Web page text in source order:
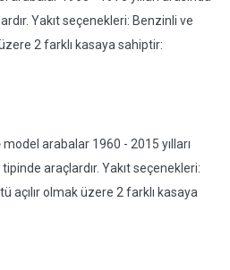
Yakıt seçenekleri: Benzinli ve
2 farklı kasaya sahiptir:
model arabalar 1960 - 2015 yılları
araçlardır. Yakıt seçenekleri:
açılır olmak üzere 2 farklı kasaya